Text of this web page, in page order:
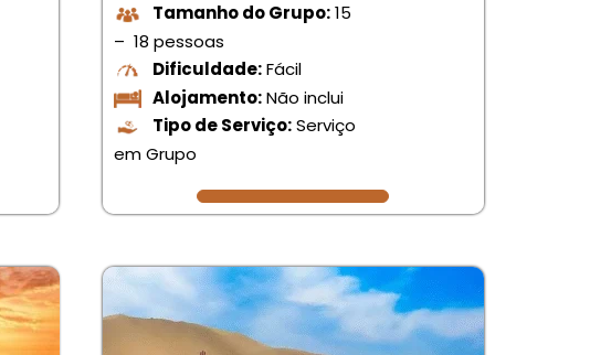
Tamanho do Grupo:15
– 18 pessoas
Dificuldade:Fácil
Alojamento:Não inclui
Tipo de Serviço:Serviço
em Grupo